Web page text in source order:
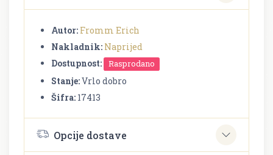
Autor: Fromm Erich
Nakladnik: Naprijed
Dostupnost:
Rasprodano
Stanje:Vrlo dobro
Šifra: 17413
Opcije dostave